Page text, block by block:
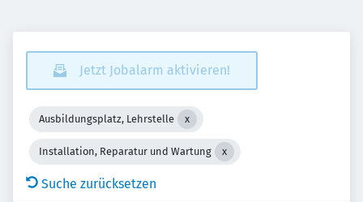
Jetzt Jobalarm aktivieren!
Ausbildungsplatz, Lehrstelle
Installation, Reparatur und Wartung
Suche zurücksetzen